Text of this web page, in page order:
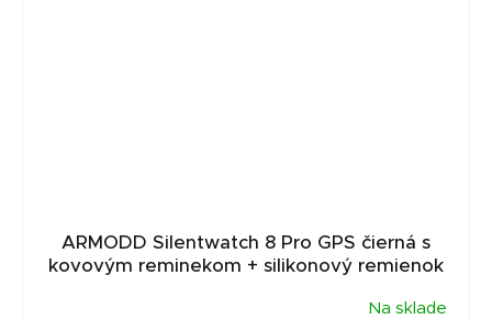
ARMODD Silentwatch 8 Pro GPS čierná s
kovovým reminekom + silikonový remienok
Na sklade